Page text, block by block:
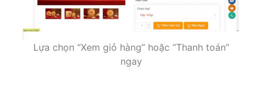
Lựa chọn “Xem giỏ hàng” hoặc “Thanh toán”
ngay